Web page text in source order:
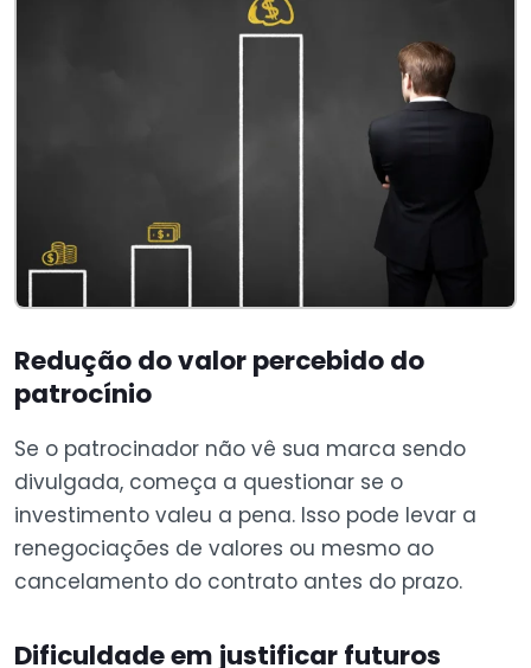
Redução do valor percebido do
patrocínio
Se o patrocinador não vê sua marca sendo
divulgada, começa a questionar se o
investimento valeu a pena. Isso pode levar a
renegociações de valores ou mesmo ao
cancelamento do contrato antes do prazo.
Dificuldade em justificar futuros